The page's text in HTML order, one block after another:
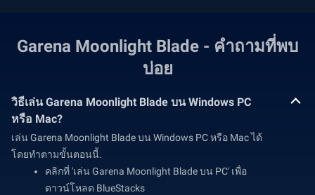
Garena Moonlight Blade - คำถามที่พบ
บ่อย
วิธีเล่น Garena Moonlight Blade บน Windows PC
หรือ Mac?
เล่น Garena Moonlight Blade บน Windows PC หรือ Mac ได้
โดยทำตามขั้นตอนนี้.
คลิกที่ 'เล่น Garena Moonlight Blade บน PC' เพื่อ
ดาวน์โหลด BlueStacks